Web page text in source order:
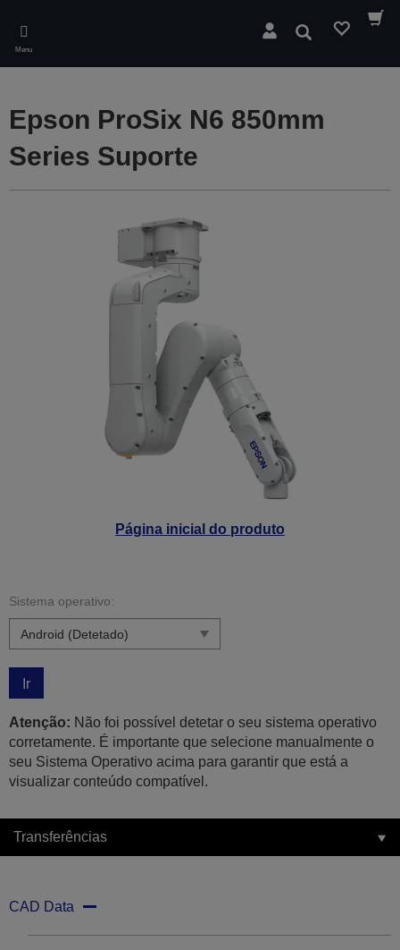
main
content
Menu
Pesquisar
Página inicial do produto
Epson ProSix N6 850mm
Series Suporte
Sistema operativo:
Ir
Atenção: Não foi possível detetar o seu sistema operativo
corretamente. É importante que selecione manualmente o
seu Sistema Operativo acima para garantir que está a
visualizar conteúdo compatível.
Transferências
CAD Data